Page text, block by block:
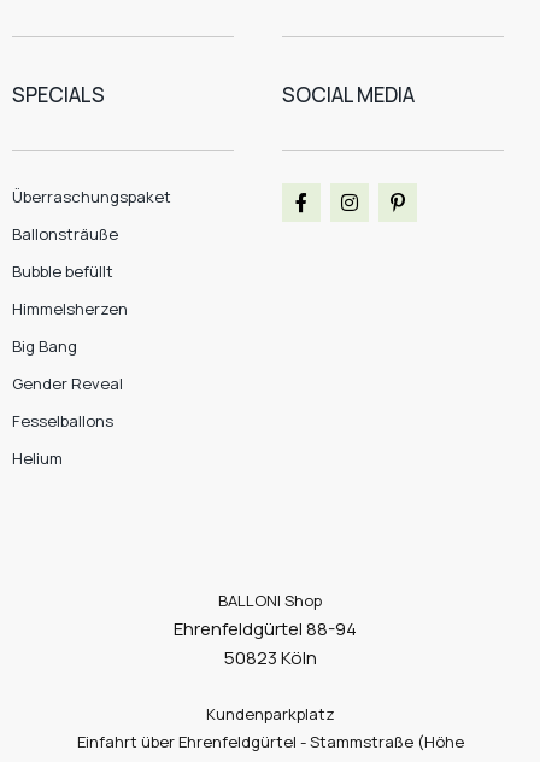
SPECIALS
Überraschungspaket
Ballonsträuße
Bubble befüllt
Himmelsherzen
Big Bang
Gender Reveal
Fesselballons
Helium
SOCIAL MEDIA
BALLONI Shop
Ehrenfeldgürtel 88-94
50823 Köln
Kundenparkplatz
Einfahrt über Ehrenfeldgürtel - Stammstraße (Höhe